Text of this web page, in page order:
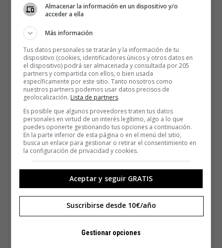
Almacenar la información en un dispositivo y/o
acceder a ella
Más información
Tus datos personales se tratarán y la información de tu
dispositivo (cookies, identificadores únicos y otros datos en
el dispositivo) podrá ser almacenada y consultada por 205
partners y compartida con ellos, o bien usada
específicamente por este sitio. Tanto nosotros como
nuestros partners podemos usar datos precisos de
geolocalización. Lista de partners.
Es posible que algunos proveedores traten tus datos
personales en virtud de un interés legítimo, algo a lo que
puedes oponerte gestionando tus opciones a continuación.
En la parte inferior de esta página o en el menú del sitio,
busca un enlace para gestionar o retirar el consentimiento en
la configuración de privacidad y cookies.
Aceptar y seguir GRATIS
Suscribirse desde 10€/año
Gestionar opciones